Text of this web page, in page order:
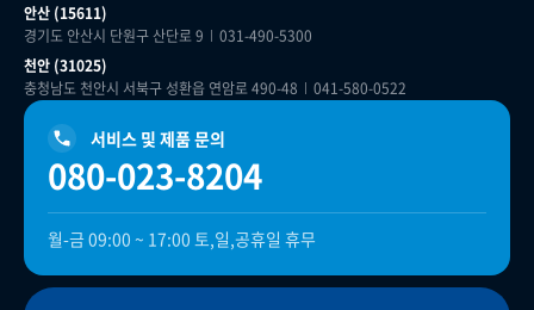
안산 (15611)
경기도 안산시 단원구 산단로 9
031-490-5300
천안 (31025)
충청남도 천안시 서북구 성환읍 연암로 490-48
041-580-0522
서비스 및 제품 문의
080-023-8204
월-금 09:00 ~ 17:00 토,일,공휴일 휴무